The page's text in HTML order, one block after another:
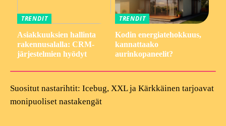
TRENDIT
Asiakkuuksien hallinta
rakennusalalla: CRM-
järjestelmien hyödyt
TRENDIT
Kodin energiatehokkuus,
kannattaako
aurinkopaneelit?
Suositut nastarihtit: Icebug, XXL ja Kärkkäinen tarjoavat
monipuoliset nastakengät